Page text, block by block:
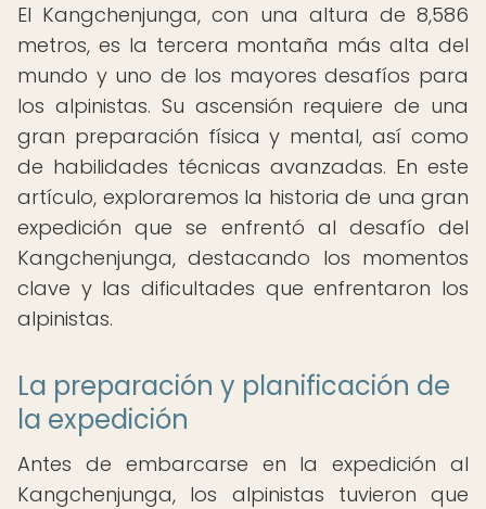
El Kangchenjunga, con una altura de 8,586
metros, es la tercera montaña más alta del
mundo y uno de los mayores desafíos para
los alpinistas. Su ascensión requiere de una
gran preparación física y mental, así como
de habilidades técnicas avanzadas. En este
artículo, exploraremos la historia de una gran
expedición que se enfrentó al desafío del
Kangchenjunga, destacando los momentos
clave y las dificultades que enfrentaron los
alpinistas.
La preparación y planificación de
la expedición
Antes de embarcarse en la expedición al
Kangchenjunga, los alpinistas tuvieron que